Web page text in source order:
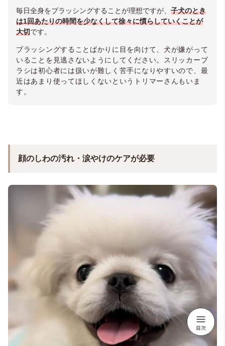
毎日全身をブラッシングすることが理想ですが、 子犬のとき
は1回あたりの時間を少なくして徐々に慣らしていくことが
大切です。
ブラッシングすることばかりに目を向けて、犬が嫌がって
いることを見逃さないようにしてください。スリッカーブ
ラシは初心者には扱いが難しく苦手になりやすいので、最
近はあまり使ってほしくないというトリマーさんもいま
す。
顔のしわの汚れ・涙やけのケアが必要